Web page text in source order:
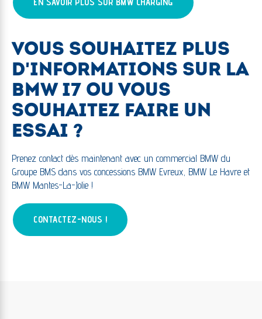
VOUS SOUHAITEZ PLUS
D'INFORMATIONS SUR LA
BMW I7 OU VOUS
SOUHAITEZ FAIRE UN
ESSAI ?
Prenez contact dès maintenant avec un commercial BMW du
Groupe BMS dans vos concessions BMW Evreux, BMW Le Havre et
BMW Mantes-La-Jolie !
CONTACTEZ-NOUS !